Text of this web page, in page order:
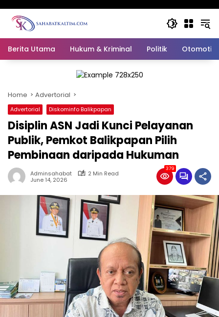
Berita Utama Hukum & Kriminal Politik Otomotif
Home Advertorial
Advertorial Diskominfo Balikpapan
Disiplin ASN Jadi Kunci Pelayanan
Publik, Pemkot Balikpapan Pilih
Pembinaan daripada Hukuman
Adminsahabat
2 Min Read
June 14, 2026
379